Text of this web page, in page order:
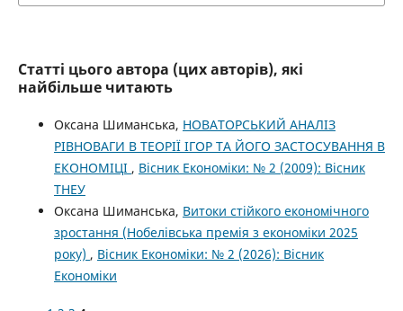
Статті цього автора (цих авторів), які
найбільше читають
Оксана Шиманська, НОВАТОРСЬКИЙ АНАЛІЗ
РІВНОВАГИ В ТЕОРІЇ ІГОР ТА ЙОГО ЗАСТОСУВАННЯ В
ЕКОНОМІЦІ , Вісник Економіки: № 2 (2009): Вісник
ТНЕУ
Оксана Шиманська, Витоки стійкого економічного
зростання (Нобелівська премія з економіки 2025
року) , Вісник Економіки: № 2 (2026): Вісник
Економіки